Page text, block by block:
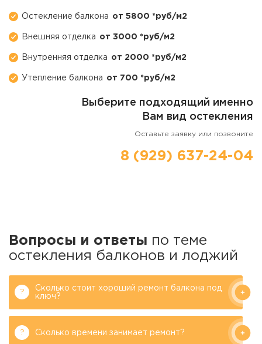
Остекление балкона от 5800 *руб/м2
Внешняя отделка от 3000 *руб/м2
Внутренняя отделка от 2000 *руб/м2
Утепление балкона от 700 *руб/м2
Выберите подходящий именно
Вам вид остекления
Оставьте заявку или позвоните
8 (929) 637-24-04
Вопросы и ответы по теме
остекления балконов и лоджий
Сколько стоит хороший ремонт балкона под
ключ?
Сколько времени занимает ремонт?